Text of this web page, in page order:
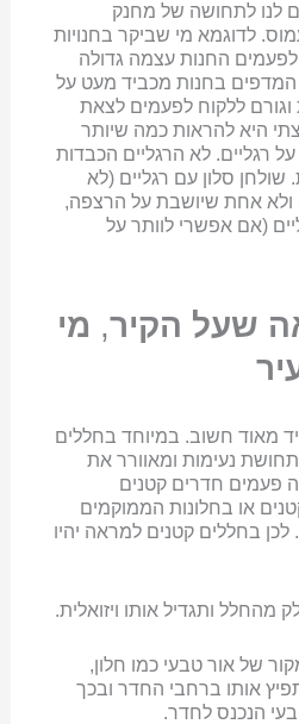
לנו לתחושה של מחנק
לדוגמא מי שביקר בחנויות
החנות עצמה גדולה
בחנות מכביד מעט על
וגורם ללקוח לפעמים לצאת
היא להראות כמה שיותר
רגליים. לא הרגליים הכבדות
שולחן סלון עם רגליים (לא
ולא אחת שיושבת על הרצפה,
(אם אפשרי לוותר על
, מי
מאוד חשוב. במיוחד בחללים
נעימות ומאוורר את
פעמים חדרים קטנים
או בחלונות הממוקמים
בחללים קטנים למראה יהיו
של אור טבעי כמו חלון,
אותו ברחבי החדר ובכך
הנכנס לחדר.